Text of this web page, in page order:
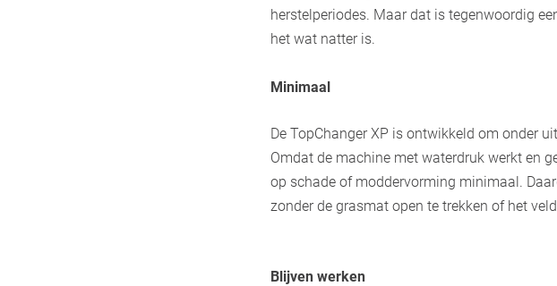
herstelperiodes. Maar dat is tegenwoordig
het wat natter is.
Minimaal
De TopChanger XP is ontwikkeld om onder
Omdat de machine met waterdruk werkt en
op schade of moddervorming minimaal.
zonder de grasmat open te trekken of het
Blijven werken